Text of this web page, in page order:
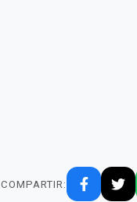
COMPARTIR: